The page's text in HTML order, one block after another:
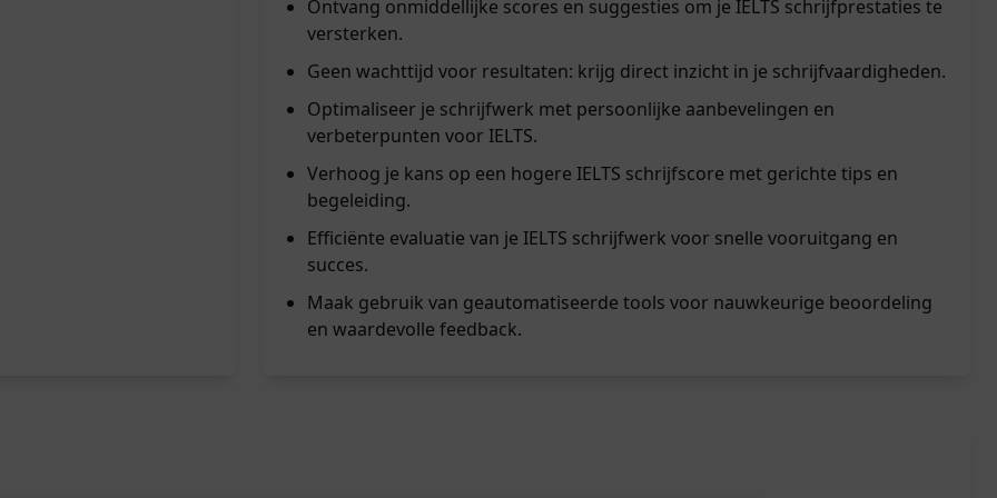
Ontvang onmiddellijke scores en suggesties om je IELTS schrijfprestaties te
versterken.
Geen wachttijd voor resultaten: krijg direct inzicht in je schrijfvaardigheden.
Optimaliseer je schrijfwerk met persoonlijke aanbevelingen en
verbeterpunten voor IELTS.
Verhoog je kans op een hogere IELTS schrijfscore met gerichte tips en
begeleiding.
Efficiënte evaluatie van je IELTS schrijfwerk voor snelle vooruitgang en
succes.
Maak gebruik van geautomatiseerde tools voor nauwkeurige beoordeling
en waardevolle feedback.